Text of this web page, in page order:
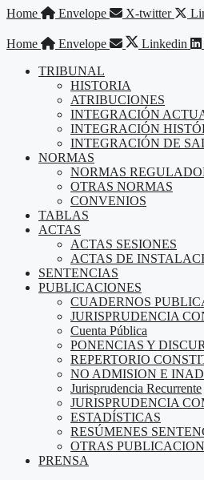
Saltar
contenido
Home Envelope X-twitter
Home Envelope Linkedin
TRIBUNAL
HISTORIA
ATRIBUCIONES
INTEGRACIÓN
INTEGRACIÓN
INTEGRACIÓN DE
NORMAS
NORMAS
OTRAS NORMAS
CONVENIOS
TABLAS
ACTAS
ACTAS SESIONES
ACTAS DE
SENTENCIAS
PUBLICACIONES
CUADERNOS
JURISPRUDENCIA
Cuenta Pública
PONENCIAS Y
REPERTORIO
NO ADMISION E
Jurisprudencia Recurrente
JURISPRUDENCIA
ESTADÍSTICAS
RESÚMENES
OTRAS
PRENSA